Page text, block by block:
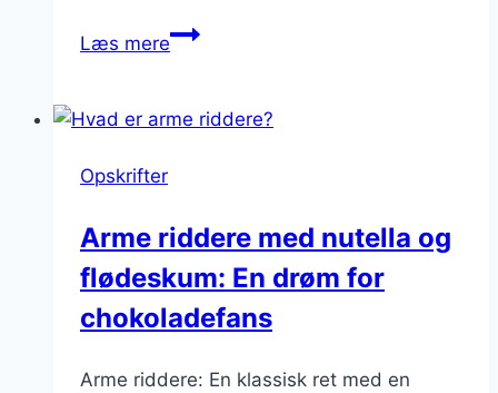
Læs mereFlødeskum
på
Opskrifter
Arme riddere med nutella og
flødeskum: En drøm for
chokoladefans
Arme riddere: En klassisk ret med en